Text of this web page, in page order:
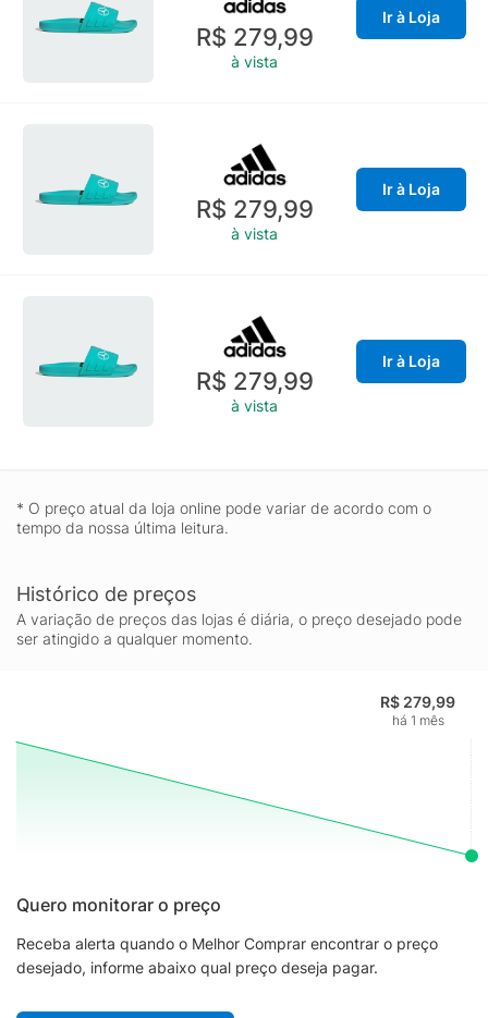
R$ 279,99
à vista
Ir à Loja
R$ 279,99
à vista
Ir à Loja
R$ 279,99
à vista
Ir à Loja
* O preço atual da loja online pode variar de acordo com o
tempo da nossa última leitura.
Histórico de preços
A variação de preços das lojas é diária, o preço desejado pode
ser atingido a qualquer momento.
R$ 279,99
há 1 mês
Quero monitorar o preço
Receba alerta quando o Melhor Comprar encontrar o preço
desejado, informe abaixo qual preço deseja pagar.